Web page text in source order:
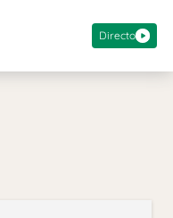
Directo